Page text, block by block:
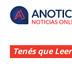
Tenés que Leer